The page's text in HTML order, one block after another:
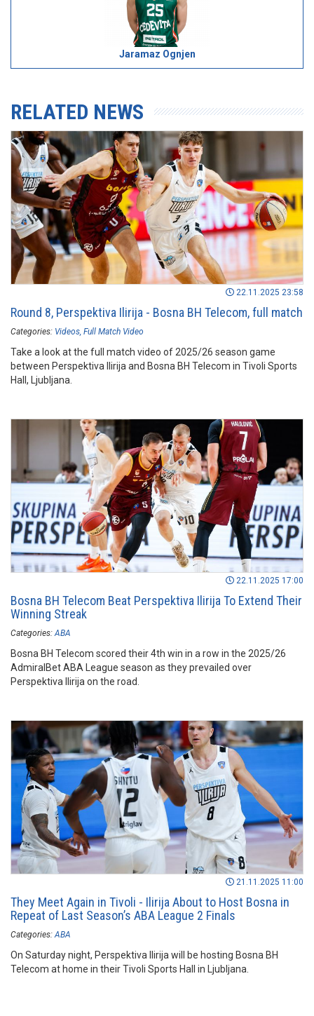
Jaramaz Ognjen
RELATED NEWS
22.11.2025 23:58
Round 8, Perspektiva Ilirija - Bosna BH Telecom, full match
Categories: Videos Full Match Video
Take a look at the full match video of 2025/26 season game
between Perspektiva Ilirija and Bosna BH Telecom in Tivoli Sports
Hall, Ljubljana.
22.11.2025 17:00
Bosna BH Telecom Beat Perspektiva Ilirija To Extend Their
Winning Streak
Categories: ABA
Bosna BH Telecom scored their 4th win in a row in the 2025/26
AdmiralBet ABA League season as they prevailed over
Perspektiva Ilirija on the road.
21.11.2025 11:00
They Meet Again in Tivoli - Ilirija About to Host Bosna in
Repeat of Last Season’s ABA League 2 Finals
Categories: ABA
On Saturday night, Perspektiva Ilirija will be hosting Bosna BH
Telecom at home in their Tivoli Sports Hall in Ljubljana.